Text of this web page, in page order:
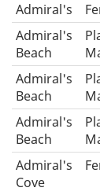
Admiral's
Admiral's
Beach
Admiral's
Beach
Admiral's
Beach
Admiral's
Cove